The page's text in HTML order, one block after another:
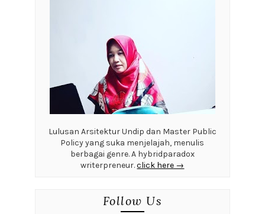
Lulusan Arsitektur Undip dan Master Public
Policy yang suka menjelajah, menulis
berbagai genre. A hybridparadox
writerpreneur.click here →
Follow Us